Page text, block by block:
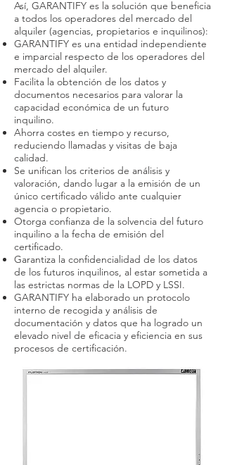
Así, GARANTIFY es la solución que beneficia
a todos los operadores del mercado del
alquiler (agencias, propietarios e inquilinos):
GARANTIFY es una entidad independiente
e imparcial respecto de los operadores del
mercado del alquiler.
Facilita la obtención de los datos y
documentos necesarios para valorar la
capacidad económica de un futuro
inquilino.
Ahorra costes en tiempo y recurso,
reduciendo llamadas y visitas de baja
calidad.
Se unifican los criterios de análisis y
valoración, dando lugar a la emisión de un
único certificado válido ante cualquier
agencia o propietario.
Otorga confianza de la solvencia del futuro
inquilino a la fecha de emisión del
certificado.
Garantiza la confidencialidad de los datos
de los futuros inquilinos, al estar sometida a
las estrictas normas de la LOPD y LSSI.
GARANTIFY ha elaborado un protocolo
interno de recogida y análisis de
documentación y datos que ha logrado un
elevado nivel de eficacia y eficiencia en sus
procesos de certificación.